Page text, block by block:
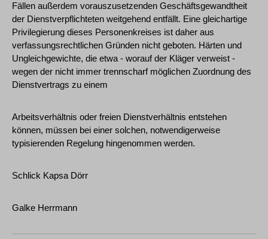
Fällen außerdem vorauszusetzenden Geschäftsgewandtheit
der Dienstverpflichteten weitgehend entfällt. Eine gleichartige
Privilegierung dieses Personenkreises ist daher aus
verfassungsrechtlichen Gründen nicht geboten. Härten und
Ungleichgewichte, die etwa - worauf der Kläger verweist -
wegen der nicht immer trennscharf möglichen Zuordnung des
Dienstvertrags zu einem
Arbeitsverhältnis oder freien Dienstverhältnis entstehen
können, müssen bei einer solchen, notwendigerweise
typisierenden Regelung hingenommen werden.
Schlick Kapsa Dörr
Galke Herrmann